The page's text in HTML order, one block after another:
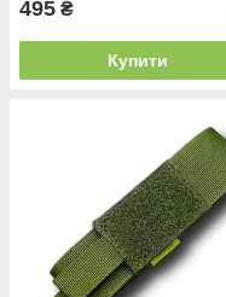
495 ₴
Купити